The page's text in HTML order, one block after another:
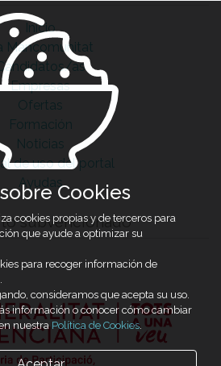
Inicio
Mancomunitat
as
Empresas
Ofertas
Formación
Noticias
de uso del portal
Ayudas
subvencionado
Cookies
cookies propias y de terceros para
que ayude a optimizar su
para recoger información de
consideramos que acepta su uso.
información o conocer cómo cambiar
nuestraPolítica de Cookies.